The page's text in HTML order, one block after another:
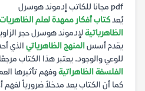
pdf مجانا للكاتب إدموند هوسرل
يُعدكتاب أفكار ممهدة لعلم
الظاهرياتيةلإدموند هوسرل حجر
يقدم أسسالمنهج الظاهرياتي الذي
للوعي والوجود. يعتبر هذا الكتاب
الفلسفة الظاهراتيةوفهم تأثيرها
كما أن الكتاب يعد مدخلاً ضرورياً